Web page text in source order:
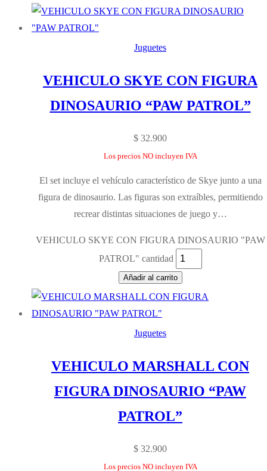
Juguetes
VEHICULO SKYE CON FIGURA
DINOSAURIO “PAW PATROL”
$ 32.900
Los precios NO incluyen IVA
El set incluye el vehículo característico de Skye junto a una
figura de dinosaurio. Las figuras son extraíbles, permitiendo
recrear distintas situaciones de juego y…
VEHICULO SKYE CON FIGURA DINOSAURIO "PAW
PATROL" cantidad
Añadir al carrito
Juguetes
VEHICULO MARSHALL CON
FIGURA DINOSAURIO “PAW
PATROL”
$ 32.900
Los precios NO incluyen IVA